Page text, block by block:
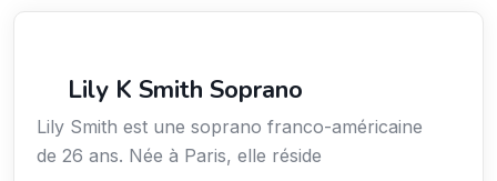
Lily K Smith Soprano
Lily Smith est une soprano franco-américaine
de 26 ans. Née à Paris, elle réside